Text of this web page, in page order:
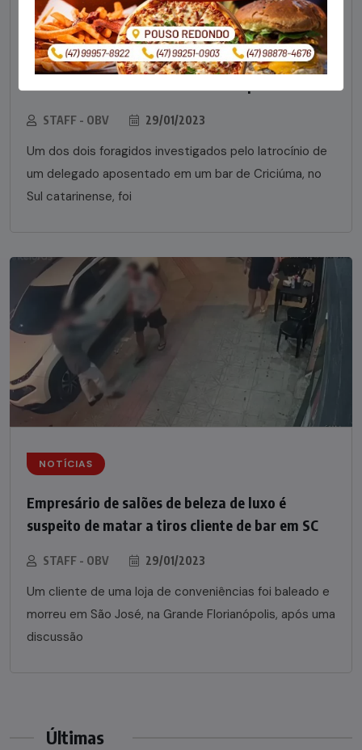
NOTÍCIAS
Foragido pela morte de delegado aposentado
STAFF - OBV 29/01/2023
Um dos dois foragidos investigados pelo latrocínio de
um delegado aposentado em um bar de Criciúma, no
Sul catarinense, foi
NOTÍCIAS
Empresário de salões de beleza de luxo é
suspeito de matar a tiros cliente de bar em SC
STAFF - OBV 29/01/2023
Um cliente de uma loja de conveniências foi baleado e
morreu em São José, na Grande Florianópolis, após uma
discussão
Últimas